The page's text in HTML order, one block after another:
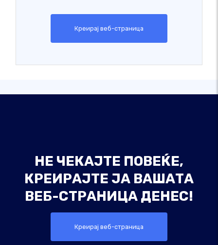
Креирај веб-страница
НЕ ЧЕКАЈТЕ ПОВЕЌЕ,
КРЕИРАЈТЕ ЈА ВАШАТА
ВЕБ-СТРАНИЦА ДЕНЕС!
Креирај веб-страница